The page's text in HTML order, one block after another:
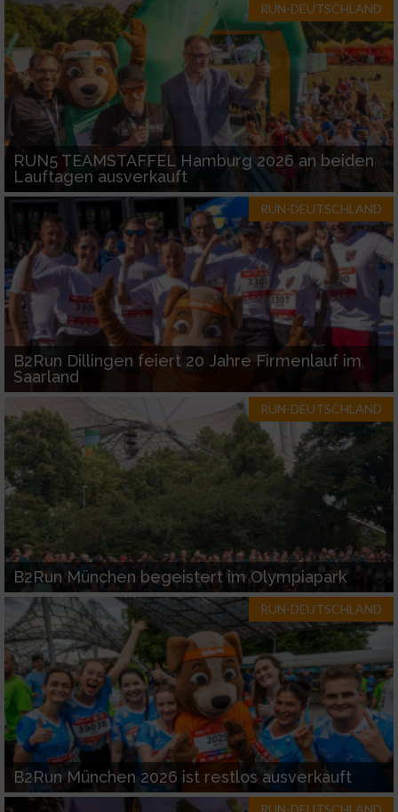
RUN-DEUTSCHLAND
RUN5 TEAMSTAFFEL Hamburg 2026 an beiden
Lauftagen ausverkauft
RUN-DEUTSCHLAND
B2Run Dillingen feiert 20 Jahre Firmenlauf im
Saarland
RUN-DEUTSCHLAND
B2Run München begeistert im Olympiapark
RUN-DEUTSCHLAND
B2Run München 2026 ist restlos ausverkauft